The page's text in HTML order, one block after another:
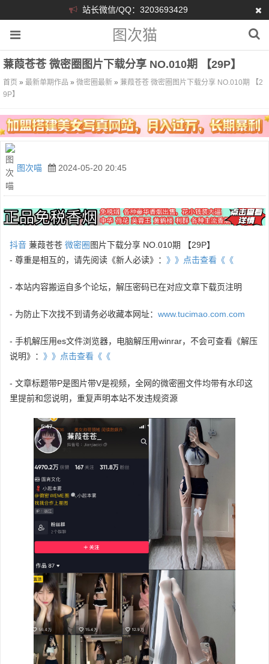
站长微信/QQ：3203693429
图次猫
蒹葭苍苍 微密圈图片下载分享 NO.010期 【29P】
首页 » 最新单期作品 » 微密圈最新 » 蒹葭苍苍 微密圈图片下载分享 NO.010期 【2
9P】
图次喵 2024-05-20 20:45
抖音 蒹葭苍苍 微密圈 图片下载分享 NO.010期 【29P】
- 尊重是相互的，请先阅读《新人必读》： 》》点击查看《《
- 本站内容搬运自多个论坛，解压密码已在对应文章下载页注明
- 为防止下次找不到请务必收藏本网址： www.tucimao.com.com
- 手机解压用es文件浏览器，电脑解压用winrar，不会可查看《解压
说明》： 》》点击查看《《
- 文章标题带P是图片带V是视频，全网的微密圈文件均带有水印这
里提前和您说明，重复声明本站不发违规资源